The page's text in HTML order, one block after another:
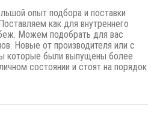
опыт подбора и поставки
как для внутреннего
Можем подобрать для вас
Новые от производителя или с
которые были выпущены более
состоянии и стоят на порядок